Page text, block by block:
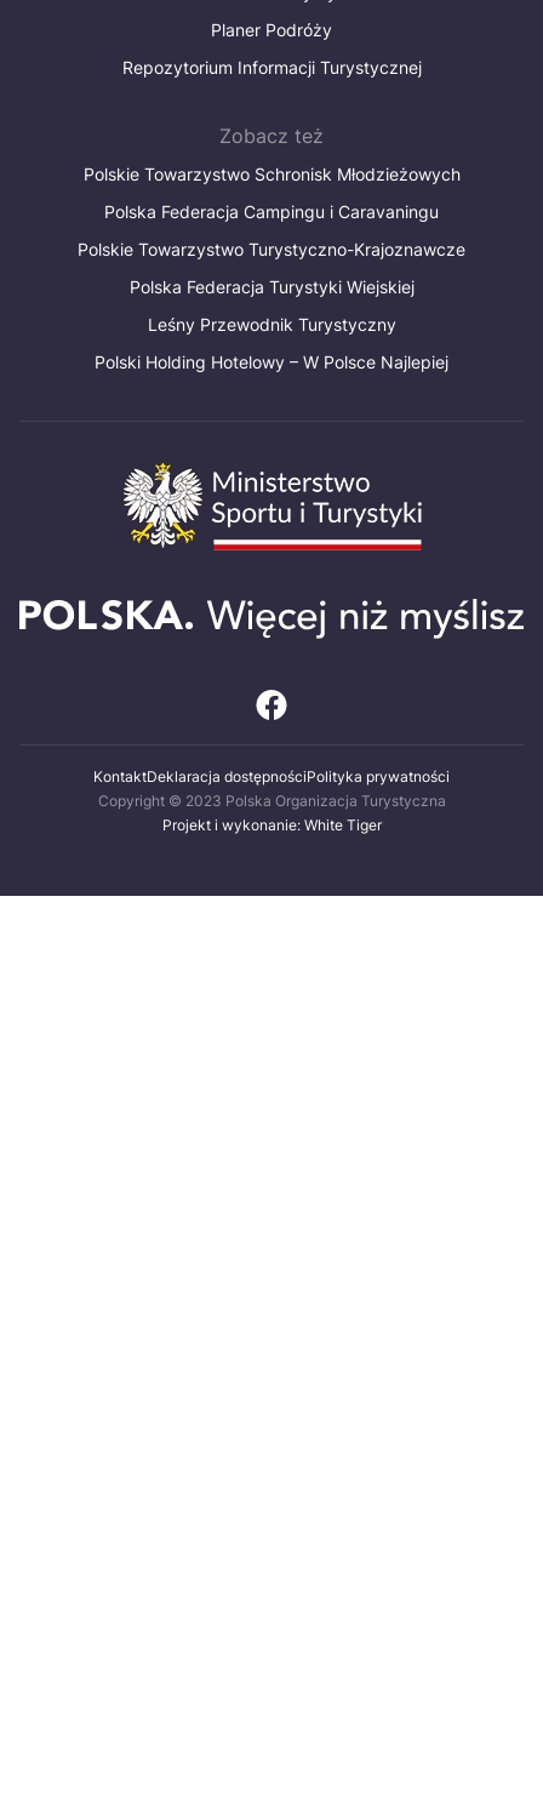
Planer Podróży
Repozytorium Informacji Turystycznej
Zobacz też
Polskie Towarzystwo Schronisk Młodzieżowych
Polska Federacja Campingu i Caravaningu
Polskie Towarzystwo Turystyczno-Krajoznawcze
Polska Federacja Turystyki Wiejskiej
Leśny Przewodnik Turystyczny
Polski Holding Hotelowy – W Polsce Najlepiej
KontaktDeklaracja dostępnościPolityka prywatności
Copyright © 2023 Polska Organizacja Turystyczna
Projekt i wykonanie: White Tiger